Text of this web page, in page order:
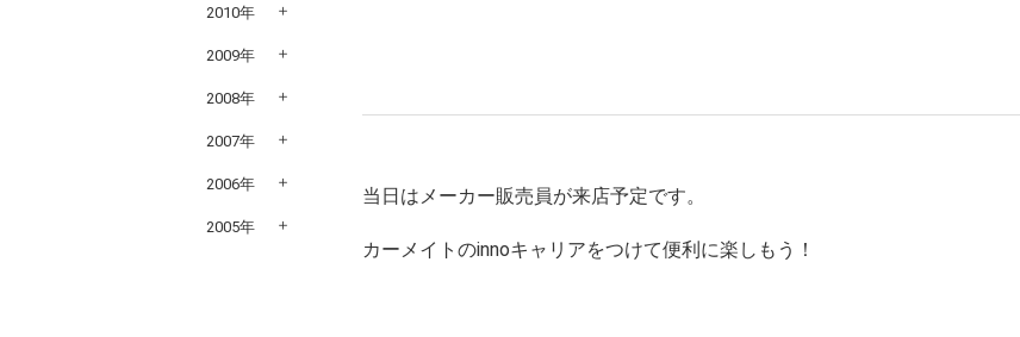
当日はメーカー販売員が来店予定です。
カーメイトのinnoキャリアをつけて便利に楽しもう！
2010年
2009年
2008年
2007年
2006年
2005年